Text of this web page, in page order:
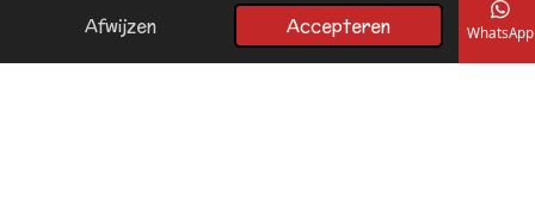
Afwijzen Accepteren
E-mailadres Telefoonnummer Kaart Facebook WhatsApp